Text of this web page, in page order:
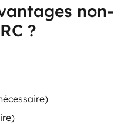
non-
?